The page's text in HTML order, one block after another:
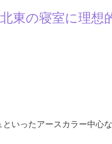
東の寝室に理想
いったアースカラー中心